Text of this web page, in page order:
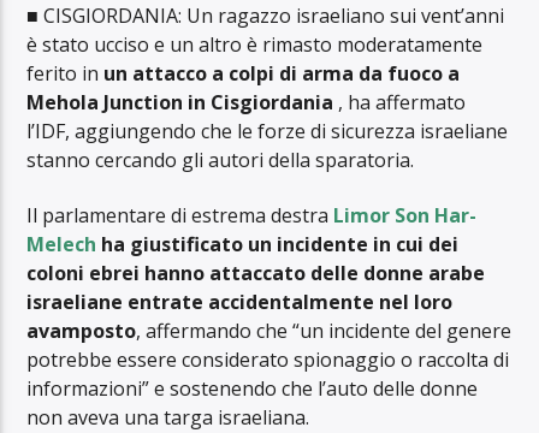
■ CISGIORDANIA: Un ragazzo israeliano sui vent’anni
è stato ucciso e un altro è rimasto moderatamente
ferito in un attacco a colpi di arma da fuoco a
Mehola Junction in Cisgiordania , ha affermato
l’IDF, aggiungendo che le forze di sicurezza israeliane
stanno cercando gli autori della sparatoria.
Il parlamentare di estrema destra Limor Son Har-
Melech ha giustificato un incidente in cui dei
coloni ebrei hanno attaccato delle donne arabe
israeliane entrate accidentalmente nel loro
avamposto, affermando che “un incidente del genere
potrebbe essere considerato spionaggio o raccolta di
informazioni” e sostenendo che l’auto delle donne
non aveva una targa israeliana.